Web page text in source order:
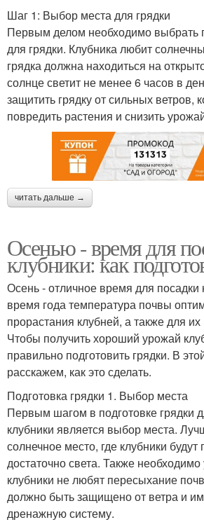
Шаг 1: Выбор места для грядки
Первым делом необходимо выбрать
для грядки. Клубника любит
грядка должна находиться на
солнце светит не менее 6 часов в
защитить грядку от сильных ветров,
повредить растения и снизить
читать дальше →
Осенью - время для
клубники: как
Осень - отличное время для посадки
время года температура почвы
прорастания клубней, а также для их
Чтобы получить хороший урожай
правильно подготовить грядки. В
расскажем, как это сделать.
Подготовка грядки 1. Выбор места
Первым шагом в подготовке грядки
клубники является выбор места.
солнечное место, где клубники будут
достаточно света. Также необходимо
клубники не любят пересыхание
должно быть защищено от ветра и
дренажную систему.